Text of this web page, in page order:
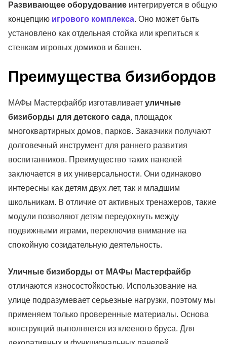
Развивающее оборудование интегрируется в общую
концепцию игрового комплекса. Оно может быть
установлено как отдельная стойка или крепиться к
стенкам игровых домиков и башен.
Преимущества бизибордов
МАФы Мастерфайбр изготавливает уличные
бизиборды для детского сада, площадок
многоквартирных домов, парков. Заказчики получают
долговечный инструмент для раннего развития
воспитанников. Преимущество таких панелей
заключается в их универсальности. Они одинаково
интересны как детям двух лет, так и младшим
школьникам. В отличие от активных тренажеров, такие
модули позволяют детям передохнуть между
подвижными играми, переключив внимание на
спокойную созидательную деятельность.
Уличные бизиборды от МАФы Мастерфайбр
отличаются износостойкостью. Использование на
улице подразумевает серьезные нагрузки, поэтому мы
применяем только проверенные материалы. Основа
конструкций выполняется из клееного бруса. Для